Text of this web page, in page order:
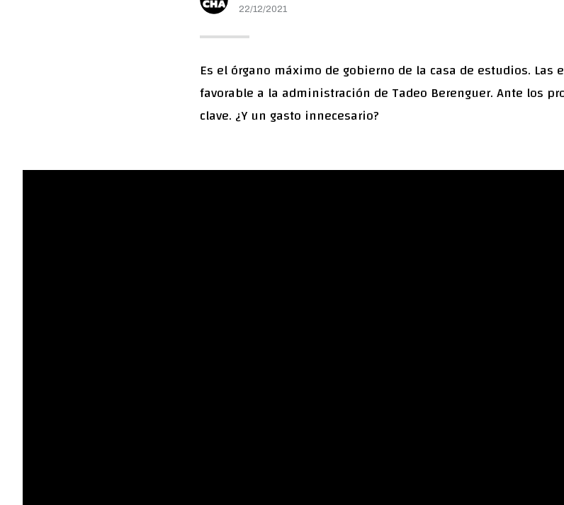
22/12/2021
Es el órgano máximo de gobierno de la casa de estudios.
favorable a la administración de Tadeo Berenguer. Ante los
clave. ¿Y un gasto innecesario?